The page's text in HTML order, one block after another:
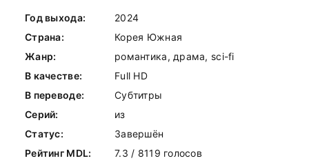
Год выхода:
2024
Страна:
Корея Южная
Жанр:
романтика, драма, sci-fi
В качестве:
Full HD
В переводе:
Субтитры
Серий:
из
Статус:
Завершён
Рейтинг MDL:
7.3 / 8119 голосов